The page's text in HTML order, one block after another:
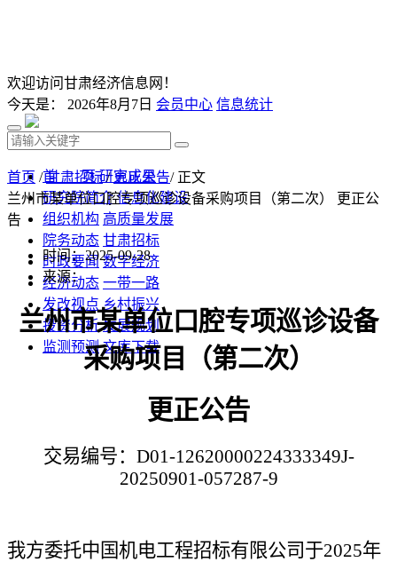
欢迎访问甘肃经济信息网！
今天是： 2026年8月7日 会员中心 信息统计
首 页 研究成果
研究院简介 信息化建设
组织机构 高质量发展
院务动态 甘肃招标
时政要闻 数字经济
经济动态 一带一路
发改视点 乡村振兴
投资分析 发展规划
监测预测 文库下载
首页 /甘肃招标/更正公告/ 正文
兰州市某单位口腔专项巡诊设备采购项目（第二次） 更正公
告
时间：2025-09-28
来源：
兰州市某单位口腔专项巡诊设备
采购项目
（第二次）
更正公告
交易编号： D01-12620000224333349J-
20250901-057287-9
我方委托中国机电工程招标有限公司于2025年